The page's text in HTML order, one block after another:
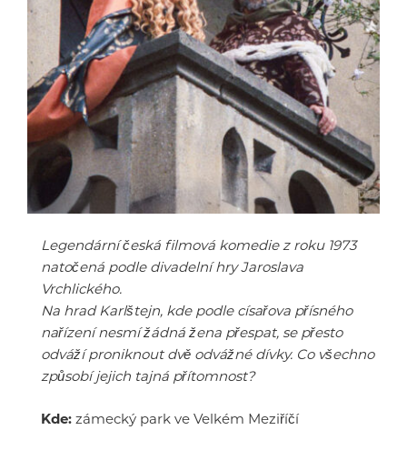
Legendární česká filmová komedie z roku 1973
natočená podle divadelní hry Jaroslava
Vrchlického.
Na hrad Karlštejn, kde podle císařova přísného
nařízení nesmí žádná žena přespat, se přesto
odváží proniknout dvě odvážné dívky. Co všechno
způsobí jejich tajná přítomnost?
Kde: zámecký park ve Velkém Meziříčí